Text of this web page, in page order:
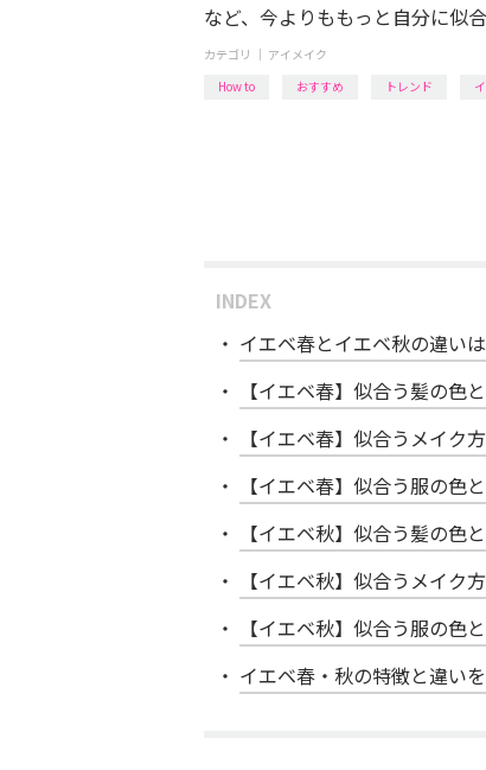
など、今よりももっと自分に似
カテゴリ ｜ アイメイク
How to
おすすめ トレンド
INDEX
イエベ春とイエベ秋の違い
【イエベ春】似合う髪の色
【イエベ春】似合うメイク
【イエベ春】似合う服の色
【イエベ秋】似合う髪の色
【イエベ秋】似合うメイク
【イエベ秋】似合う服の色
イエベ春・秋の特徴と違い